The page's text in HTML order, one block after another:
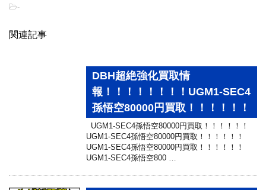
-
関連記事
DBH超絶強化買取情
報！！！！！！！！UGM1-SEC4
孫悟空80000円買取！！！！！！
UGM1-SEC4孫悟空80000円買取！！！！！！
UGM1-SEC4孫悟空80000円買取！！！！！！
UGM1-SEC4孫悟空80000円買取！！！！！！
UGM1-SEC4孫悟空800 …